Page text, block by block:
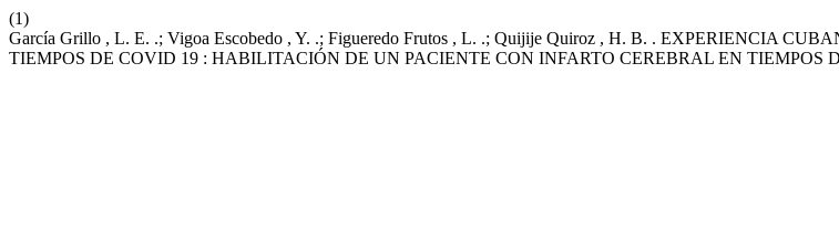
(1)
García Grillo , L. E. .; Vigoa Escobedo , Y. .; Figueredo Frutos , L. .; Quijije Quiroz , H. B. . EXPERIENCIA
TIEMPOS DE COVID 19 : HABILITACIÓN DE UN PACIENTE CON INFARTO CEREBRAL EN TIEMPOS